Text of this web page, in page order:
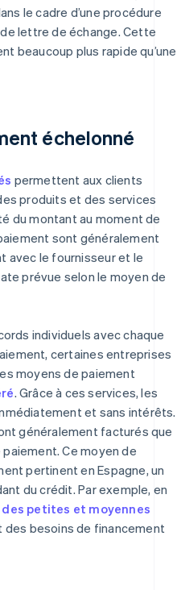
le cadre d’une procédure
lettre de échange. Cette
beaucoup plus rapide qu’une
échelonné
permettent aux clients
produits et des services
du montant au moment de
sont généralement
avec le fournisseur et le
prévue selon le moyen de
individuels avec chaque
certaines entreprises
moyens de paiement
. Grâce à ces services, les
et sans intérêts.
généralement facturés que
Ce moyen de
pertinent en Espagne, un
du crédit. Par exemple, en
des petites et moyennes
des besoins de financement